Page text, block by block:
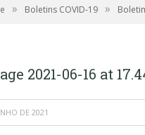
» Boletins COVID-19 »
2021-06-16 at
DE 2021